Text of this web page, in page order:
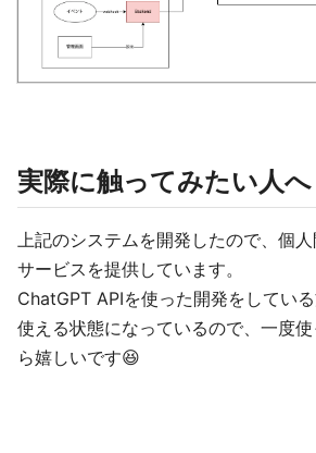
実際に触ってみたい人へ
上記のシステムを開発したので、個
サービスを提供しています。
ChatGPT APIを使った開発をしてい
使える状態になっているので、一度
ら嬉しいです😆